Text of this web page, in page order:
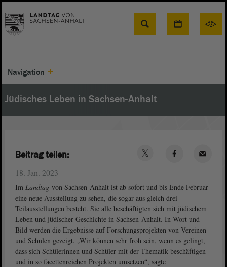
Suche
Navigation
Jüdisches Leben in Sachsen-Anhalt
18. Jan. 2023
Im Landtag von Sachsen-Anhalt ist ab sofort und bis Ende Februar
eine neue Ausstellung zu sehen, die sogar aus gleich drei
Teilausstellungen besteht. Sie alle beschäftigten sich mit jüdischem
Leben und jüdischer Geschichte in Sachsen-Anhalt. In Wort und
Bild werden die Ergebnisse auf Forschungsprojekten von Vereinen
und Schulen gezeigt. „Wir können sehr froh sein, wenn es gelingt,
dass sich Schülerinnen und Schüler mit der Thematik beschäftigen
und in so facettenreichen Projekten umsetzen“, sagte
Beitrag teilen: